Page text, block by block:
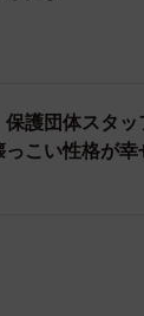
乱しており、
ちの保護です。
護団体スタ
こい性格が幸